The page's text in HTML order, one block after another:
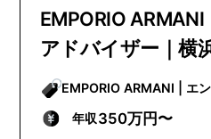
EMPORIO
アドバイザー｜横
年収350万円〜